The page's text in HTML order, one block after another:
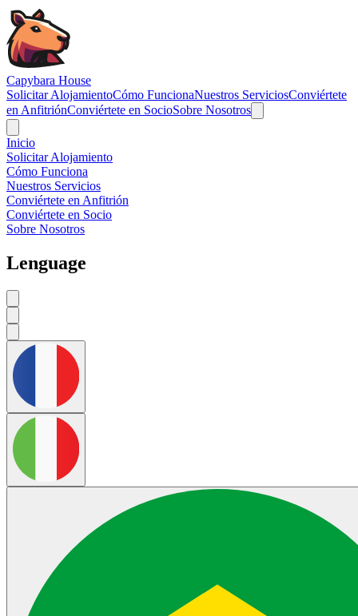
Navigated to Capybara House -
Capybara House
Solicitar AlojamientoCómo FuncionaNuestros ServiciosConviértete
en AnfitriónConviértete en SocioSobre Nosotros
Inicio
Solicitar Alojamiento
Cómo Funciona
Nuestros Servicios
Conviértete en Anfitrión
Conviértete en Socio
Sobre Nosotros
Lenguage